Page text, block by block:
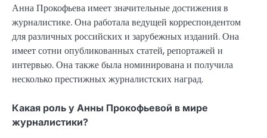
Анна Прокофьева имеет значительные достижения в
журналистике. Она работала ведущей корреспондентом
для различных российских и зарубежных изданий. Она
имеет сотни опубликованных статей, репортажей и
интервью. Она также была номинирована и получила
несколько престижных журналистских наград.
Какая роль у Анны Прокофьевой в мире
журналистики?